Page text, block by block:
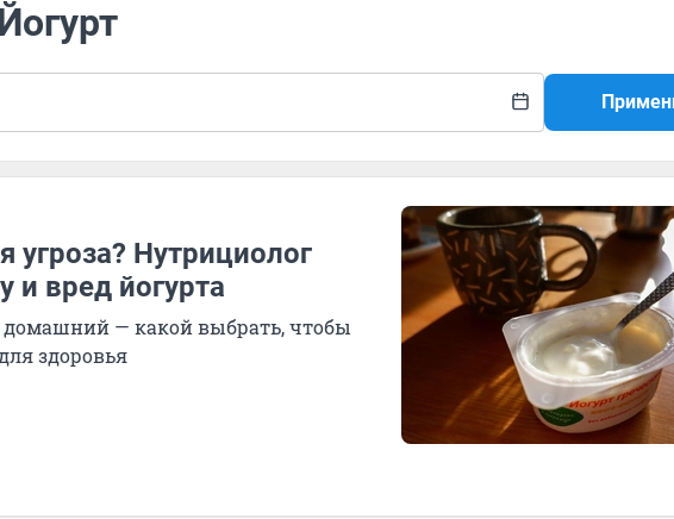
угроза? Нутрициолог
и вред йогурта
— какой выбрать, чтобы
здоровья